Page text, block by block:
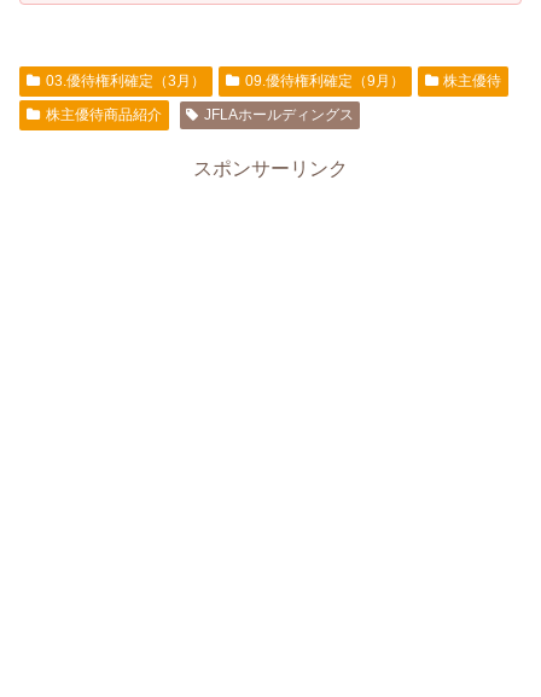
03.優待権利確定（3月） 09.優待権利確定（9月）
株主優待
株主優待商品紹介
JFLAホールディングス
スポンサーリンク